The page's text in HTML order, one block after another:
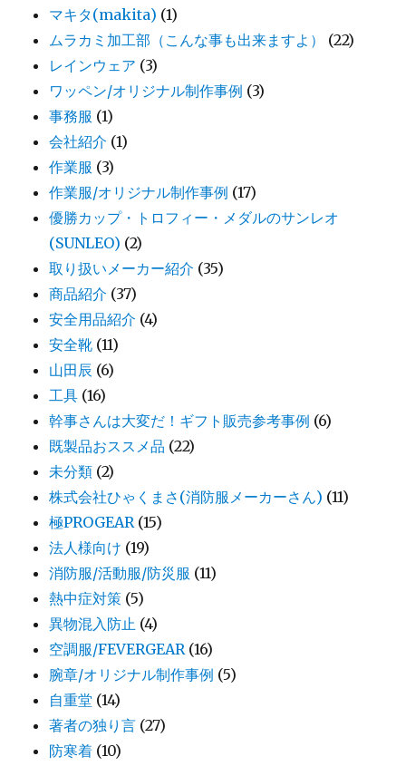
マキタ(makita) (1)
ムラカミ加工部（こんな事も出来ますよ）
(22)
レインウェア (3)
ワッペン/オリジナル制作事例 (3)
事務服 (1)
会社紹介 (1)
作業服 (3)
作業服/オリジナル制作事例 (17)
優勝カップ・トロフィー・メダルのサンレオ
(SUNLEO) (2)
取り扱いメーカー紹介 (35)
商品紹介 (37)
安全用品紹介 (4)
安全靴 (11)
山田辰 (6)
工具 (16)
幹事さんは大変だ！ギフト販売参考事例 (6)
既製品おススメ品 (22)
未分類 (2)
株式会社ひゃくまさ(消防服メーカーさん) (11)
極PROGEAR(15)
法人様向け (19)
消防服/活動服/防災服 (11)
熱中症対策 (5)
異物混入防止 (4)
空調服/FEVERGEAR(16)
腕章/オリジナル制作事例 (5)
自重堂 (14)
著者の独り言 (27)
防寒着 (10)